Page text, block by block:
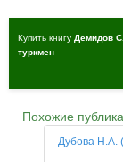
Купить книгу Демидов
туркмен
Похожие
Дубова Н.A.